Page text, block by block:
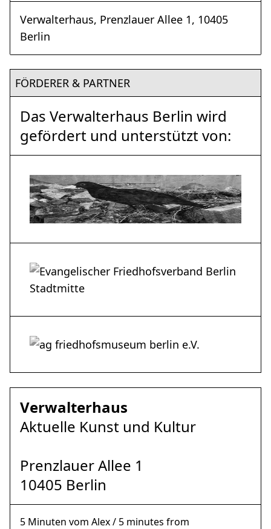
Verwalterhaus, Prenzlauer Allee 1, 10405
Berlin
FÖRDERER & PARTNER
Das Verwalterhaus Berlin wird
gefördert und unterstützt von:
Verwalterhaus
Aktuelle Kunst und Kultur
Prenzlauer Allee 1
10405 Berlin
5 Minuten vom Alex / 5 minutes from